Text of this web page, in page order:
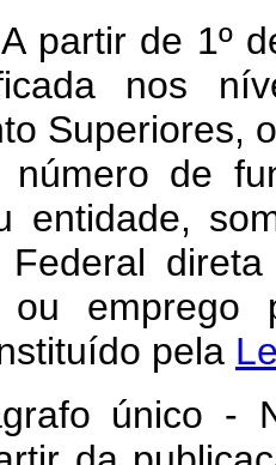
de 1º de
nos
Superiores,
de
entidade,
Federal
ou emprego
pela
- Na